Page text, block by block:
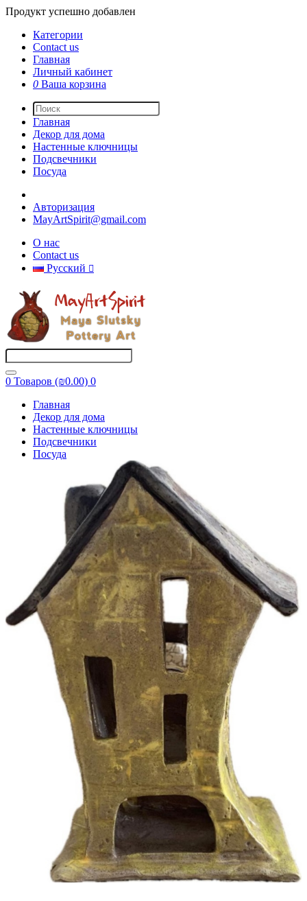
Продукт успешно добавлен
Категории
Contact us
Главная
Личный кабинет
0 Ваша корзина
Главная
Декор для дома
Настенные ключницы
Подсвечники
Посуда
Авторизация
MayArtSpirit@gmail.com
О нас
Contact us
Русский
0 Товаров (₪0.00) 0
Главная
Декор для дома
Настенные ключницы
Подсвечники
Посуда